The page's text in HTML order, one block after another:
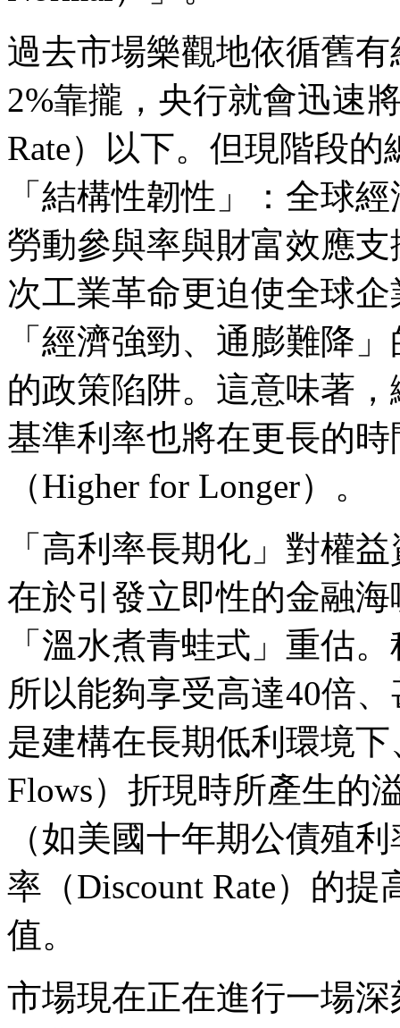
過去市場樂觀地依循舊
2%靠攏，央行就會迅速
Rate）以下。但現階段
「結構性韌性」：全球
勞動參與率與財富效應
次工業革命更迫使全球
「經濟強勁、通膨難降
的政策陷阱。這意味著
基準利率也將在更長的
（Higher for Longer）。
「高利率長期化」對權
在於引發立即性的金融
「溫水煮青蛙式」重估
所以能夠享受高達40倍
是建構在長期低利環境下
Flows）折現時所產生的
（如美國十年期公債殖
率（Discount Rate）的
值。
市場現在正在進行一場